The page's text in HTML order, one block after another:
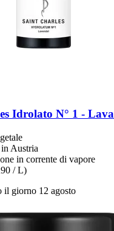
Idrolato N° 1 -​
Austria
in corrente di vapore
/ L)
il giorno 12 agosto